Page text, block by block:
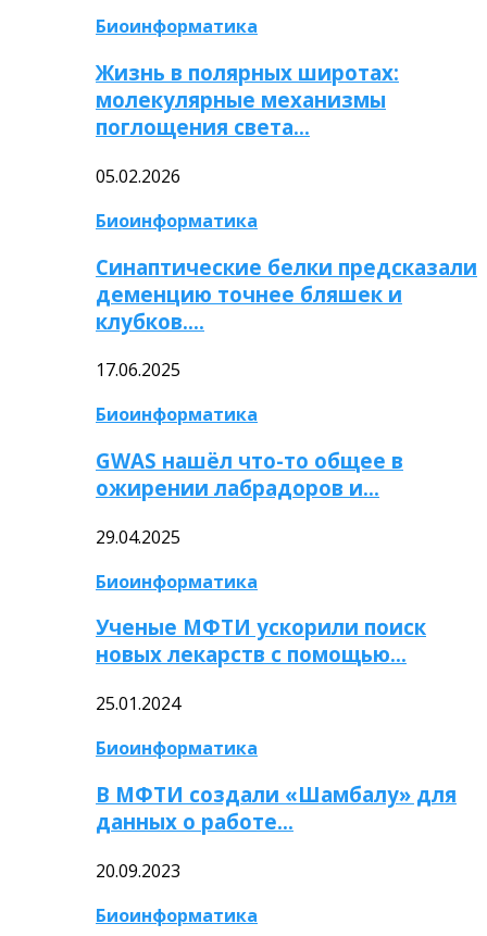
Биоинформатика
Жизнь в полярных широтах:
молекулярные механизмы
поглощения света…
05.02.2026
Биоинформатика
Синаптические белки предсказали
деменцию точнее бляшек и
клубков….
17.06.2025
Биоинформатика
GWAS нашёл что-то общее в
ожирении лабрадоров и…
29.04.2025
Биоинформатика
Ученые МФТИ ускорили поиск
новых лекарств с помощью…
25.01.2024
Биоинформатика
В МФТИ создали «Шамбалу» для
данных о работе…
20.09.2023
Биоинформатика